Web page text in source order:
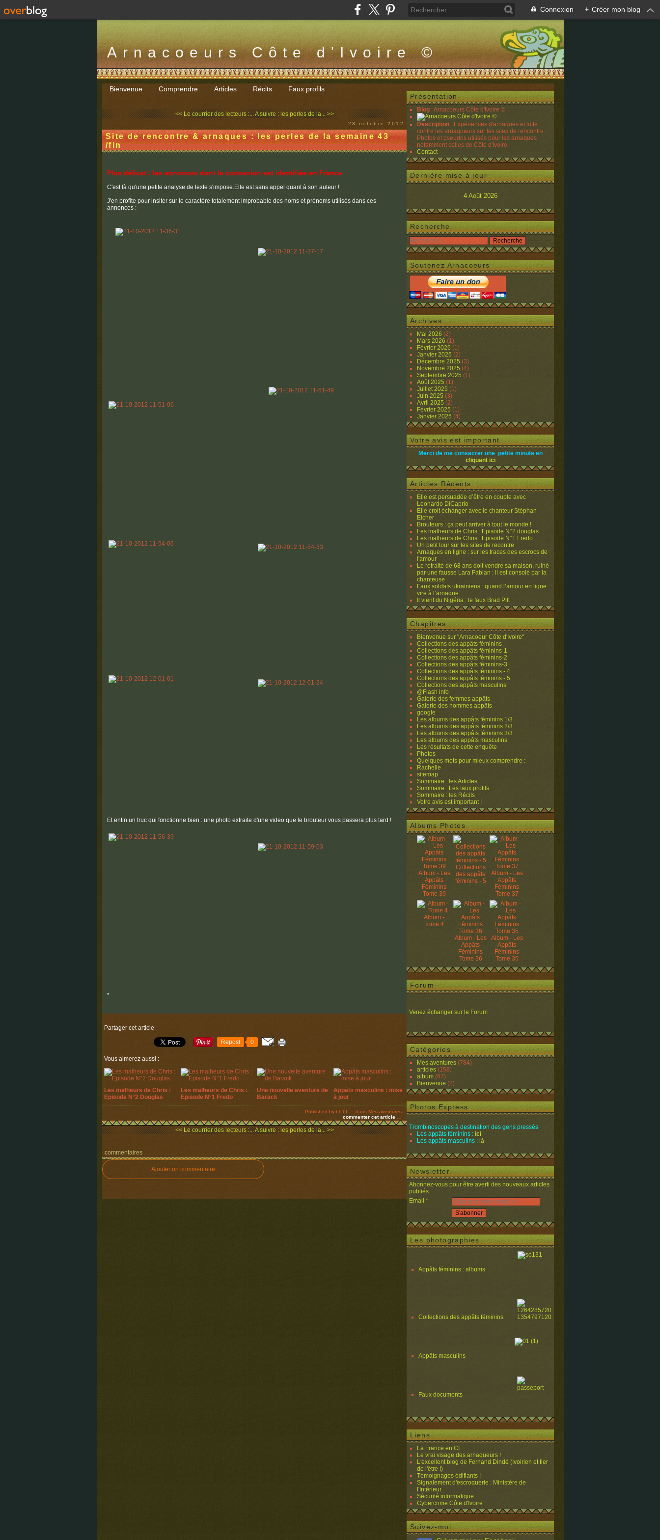
Connexion + Créer mon blog
Arnacoeurs Côte d'Ivoire ©
Bienvenue Comprendre Articles Récits Faux profils
<< Le courrier des lecteurs :...A suivre : les perles de la... >>
23 octobre 2012
Site de rencontre & arnaques : les perles de la semaine 43
/fin
Plus délicat : les annonces dont la connexion est identifiée en France
C'est là qu'une petite analyse de texte s'impose.Elle est sans appel quant à son auteur !
J'en profite pour insiter sur le caractère totalement improbable des noms et prénoms utilisés dans ces
annonces :
Et enfin un truc qui fonctionne bien : une photo extraite d'une video que le brouteur vous passera plus tard !
*
Partager cet article
Repost 0
Vous aimerez aussi :
Les malheurs de Chris :
Episode N°2 Douglas
Les malheurs de Chris :
Episode N°1 Fredo
Une nouvelle aventure de
Barack
Appâts masculins : mise
à jour
Published by hl_66 - dans Mes aventures
commenter cet article
<< Le courrier des lecteurs :...A suivre : les perles de la... >>
commentaires
Ajouter un commentaire
Présentation
Blog : Arnacoeurs Côte d'Ivoire ©
Description : Expériences d'arnaques et lutte
contre les arnaqueurs sur les sites de rencontre.
Photos et pseudos utilisés pour les arnaques
notamment celles de Côte d'Ivoire
Contact
Dernière mise à jour
4 Août 2026
Recherche
Soutenez Arnacoeurs
Archives
Mai 2026 (2)
Mars 2026 (1)
Février 2026 (1)
Janvier 2026 (2)
Décembre 2025 (3)
Novembre 2025 (4)
Septembre 2025 (1)
Août 2025 (1)
Juillet 2025 (1)
Juin 2025 (3)
Avril 2025 (2)
Février 2025 (1)
Janvier 2025 (4)
Votre avis est important
Merci de me consacrer une petite minute en
cliquant ici
Articles Récents
Elle est persuadée d’être en couple avec
Leonardo DiCaprio
Elle croit échanger avec le chanteur Stéphan
Eicher
Brouteurs : ça peut arriver à tout le monde !
Les malheurs de Chris : Episode N°2 douglas
Les malheurs de Chris : Episode N°1 Fredo
Un petit tour sur les sites de recontre
Arnaques en ligne : sur les traces des escrocs de
l'amour
Le retraité de 68 ans doit vendre sa maison, ruiné
par une fausse Lara Fabian : il est consolé par la
chanteuse
Faux soldats ukrainiens : quand l’amour en ligne
vire à l’arnaque
Il vient du Nigéria : le faux Brad Pitt
Chapitres
Bienvenue sur "Arnacoeur Côte d'Ivoire"
Collections des appâts féminins
Collections des appâts féminins-1
Collections des appâts féminins-2
Collections des appâts féminins-3
Collections des appâts féminins - 4
Collections des appâts féminins - 5
Collections des appâts masculins
@Flash info
Galerie des femmes appâts
Galerie des hommes appâts
google
Les albums des appâts féminins 1/3
Les albums des appâts féminins 2/3
Les albums des appâts féminins 3/3
Les albums des appâts masculins
Les résultats de cette enquête
Photos
Quelques mots pour mieux comprendre :
Rachelle
sitemap
Sommaire : les Articles
Sommaire : Les faux profils
Sommaire : les Récits
Votre avis est important !
Albums Photos
Album - Les
Appâts
Féminins
Tome 39
Collections
des appâts
féminins - 5
Album - Les
Appâts
Féminins
Tome 37
Album -
Tome 4
Album - Les
Appâts
Féminins
Tome 36
Album - Les
Appâts
Féminins
Tome 35
Forum
Venez échanger sur le Forum
Catégories
Mes aventures (784)
articles (158)
album (67)
Bienvenue (2)
Photos Express
Trombinoscopes à destination des gens pressés
Les appâts féminins : ici
Les appâts masculins : là
Newsletter
Abonnez-vous pour être averti des nouveaux articles
publiés.
Email
Les photographies
Appâts féminins : albums
Collections des appâts féminins
Appâts masculins
Faux documents
Liens
La France en CI
Le vrai visage des arnaqueurs !
L'excellent blog de Fernand Dindé (Ivoirien et fier
de l'être !)
Témoignages édifiants !
Signalement d'escroquerie : Ministère de
l'Intérieur
Sécurité informatique
Cybercrime Côte d'Ivoire
Suivez-moi